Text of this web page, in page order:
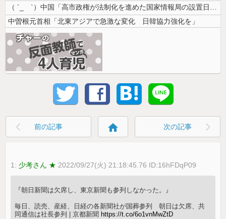
（ ´_ゝ`）中国「高市政権が法制化を進めた国家情報局の設置日が7月3...
中曽根元首相「北東アジアで急激な変化 日韓協力強化を」
前の記事 home 次の記事
1: 少考さん ★ 2022/09/27(火) 21:18:45.76 ID:16hFDqP09
『朝日新聞は欠席し、東京新聞も参列しなかった。』
毎日、読売、産経、日経の各新聞社が国葬参列 朝日は欠席、共
同通信は社長参列 | 京都新聞 https://t.co/6o1vnMwZtD